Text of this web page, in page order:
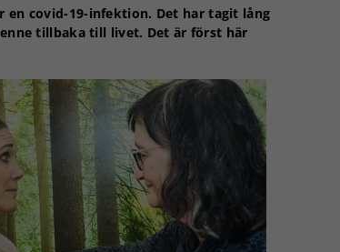
en covid-19-infektion. Det har tagit lång
tillbaka till livet. Det är först här